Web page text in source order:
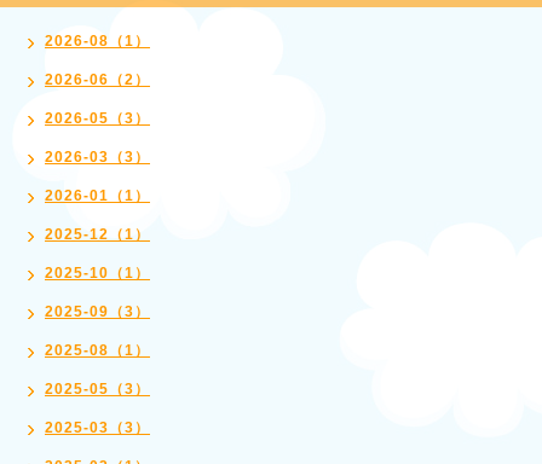
2026-08（1）
2026-06（2）
2026-05（3）
2026-03（3）
2026-01（1）
2025-12（1）
2025-10（1）
2025-09（3）
2025-08（1）
2025-05（3）
2025-03（3）